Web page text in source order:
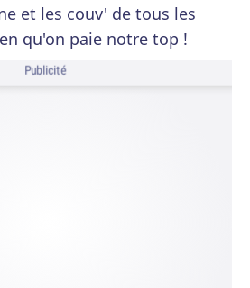
et les couv' de tous les
qu'on paie notre top !
Publicité